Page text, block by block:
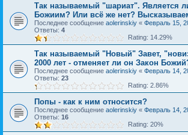
Так называемый "шариат". Является
Божиим? Или всё же нет?
Последнее сообщение aolerinskiy « Февраль 15,
Ответы: 4
Rating: 14.29%
Так называемый "Новый" Завет,
2000 лет - отменяет ли он Закон
Последнее сообщение aolerinskiy « Февраль 14,
Ответы: 23
Rating: 2.86%
Попы - как к ним относится?
Последнее сообщение aolerinskiy « Февраль 14,
Ответы: 16
Rating: 20%